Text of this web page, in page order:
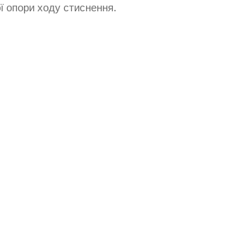
опори ходу стиснення.